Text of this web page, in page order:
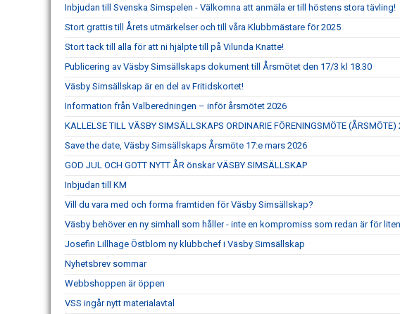
Inbjudan till Svenska Simspelen - Välkomna att anmäla er till höstens stora tävling!
Stort grattis till Årets utmärkelser och till våra Klubbmästare för 2025
Stort tack till alla för att ni hjälpte till på Vilunda Knatte!
Publicering av Väsby Simsällskaps dokument till Årsmötet den 17/3 kl 18.30
Väsby Simsällskap är en del av Fritidskortet!
Information från Valberedningen – inför årsmötet 2026
KALLELSE TILL VÄSBY SIMSÄLLSKAPS ORDINARIE FÖRENINGSMÖTE (ÅRSMÖTE)
Save the date, Väsby Simsällskaps Årsmöte 17:e mars 2026
GOD JUL OCH GOTT NYTT ÅR önskar VÄSBY SIMSÄLLSKAP
Inbjudan till KM
Vill du vara med och forma framtiden för Väsby Simsällskap?
Väsby behöver en ny simhall som håller - inte en kompromiss som redan är för liten
Josefin Lillhage Östblom ny klubbchef i Väsby Simsällskap
Nyhetsbrev sommar
Webbshoppen är öppen
VSS ingår nytt materialavtal